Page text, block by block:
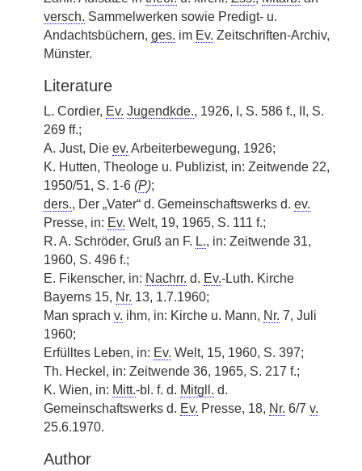
versch. Sammelwerken sowie Predigt- u.
Andachtsbüchern, ges. im Ev. Zeitschriften-Archiv,
Münster.
Literature
L. Cordier, Ev. Jugendkde., 1926, I, S. 586 f., II, S.
269 ff.;
A. Just, Die ev. Arbeiterbewegung, 1926;
K. Hutten, Theologe u. Publizist, in: Zeitwende 22,
1950/51, S. 1-6 (P);
ders., Der „Vater“ d. Gemeinschaftswerks d. ev.
Presse, in: Ev. Welt, 19, 1965, S. 111 f.;
R. A. Schröder, Gruß an F. L., in: Zeitwende 31,
1960, S. 496 f.;
E. Fikenscher, in: Nachrr. d. Ev.-Luth. Kirche
Bayerns 15, Nr. 13, 1.7.1960;
Man sprach v. ihm, in: Kirche u. Mann, Nr. 7, Juli
1960;
Erfülltes Leben, in: Ev. Welt, 15, 1960, S. 397;
Th. Heckel, in: Zeitwende 36, 1965, S. 217 f.;
K. Wien, in: Mitt.-bl. f. d. Mitgll. d.
Gemeinschaftswerks d. Ev. Presse, 18, Nr. 6/7 v.
25.6.1970.
Author